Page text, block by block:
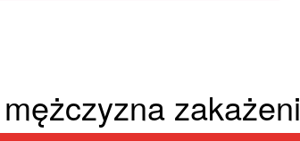
zakażeni